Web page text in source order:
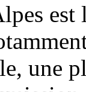
est
une